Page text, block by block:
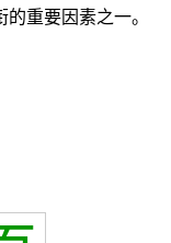
重要因素之一。